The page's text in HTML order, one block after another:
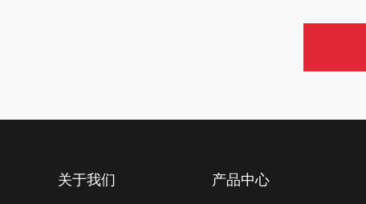
关于我们 产品中心